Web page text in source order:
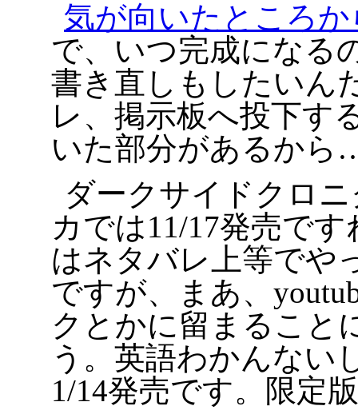
気が向いたところ
で、いつ完成になる
書き直しもしたいん
レ、掲示板へ投下す
いた部分があるか
ダークサイドクロ
カでは11/17発売で
はネタバレ上等でや
ですが、まあ、
クとかに留まること
う。英語わかんない
1/14発売です。限定